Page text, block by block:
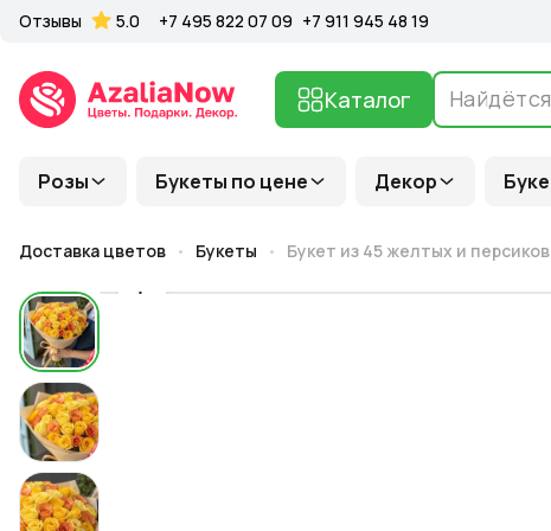
Розы Букеты по цене Декор
Каталог
Отзывы 5.0 +7 495 822 07 09 +7 911 945 48 19
Доставка цветов Букеты Букет из 45 желтых и